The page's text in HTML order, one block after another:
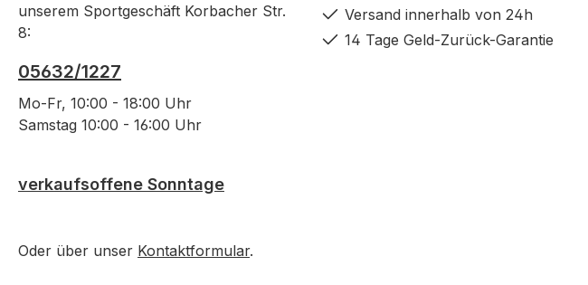
unserem Sportgeschäft Korbacher Str.
8:
05632/1227
Mo-Fr, 10:00 - 18:00 Uhr
Samstag 10:00 - 16:00 Uhr
verkaufsoffene Sonntage
Oder über unser Kontaktformular.
Versand innerhalb von 24h
14 Tage Geld-Zurück-Garantie